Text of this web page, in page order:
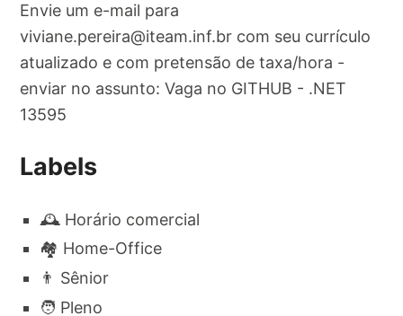
Envie um e-mail para
viviane.pereira@iteam.inf.br com seu currículo
atualizado e com pretensão de taxa/hora -
enviar no assunto: Vaga no GITHUB - .NET
13595
Labels
🕰 Horário comercial
🏘 Home-Office
👨 Sênior
🧑 Pleno